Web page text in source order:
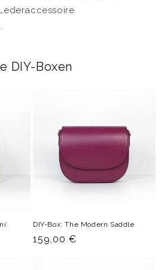
DIY-Boxen
DIY-Box: The Modern Saddle
Normaler
159,00 €